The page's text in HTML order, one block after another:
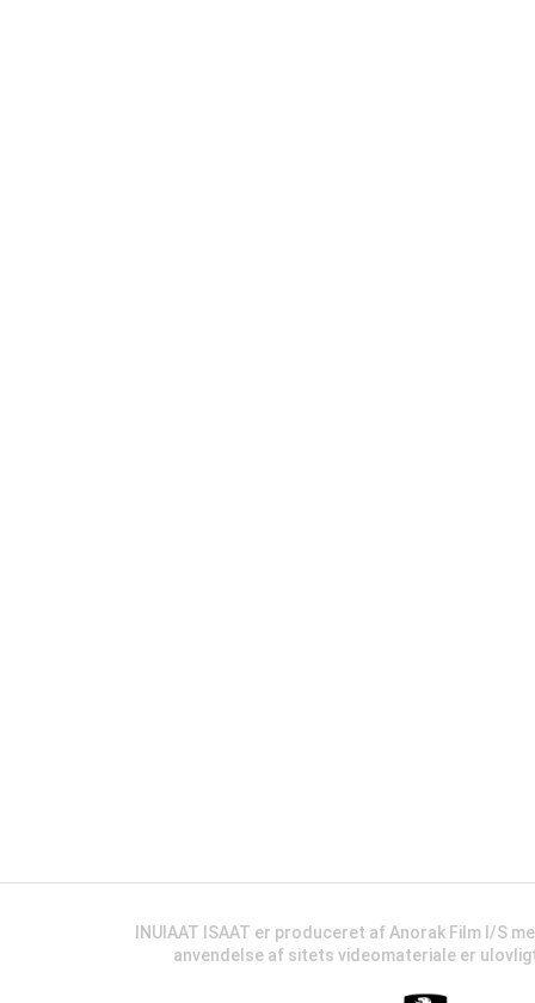
INUIAAT ISAAT er produceret af Anorak Film I/S
anvendelse af sitets videomateriale er